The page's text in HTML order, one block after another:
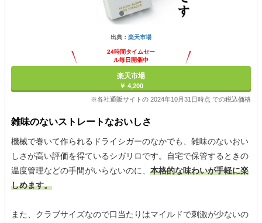
出典： 楽天市場
24時間タイムセー
ル毎日開催中
楽天市場
￥ 4,200
※各社通販サイトの 2024年10月31日時点 での税込価格
雑味のないストレートなおいしさ
機械で巻いて作られるドライシガーのなかでも、雑味のないおい
しさが高い評価を得ているシガリロです。自宅で保管するときの
温度管理などの手間がいらないのに、 本格的な味わいが手軽に楽
しめます。
また、クラブサイズなので口当たりはマイルドで刺激が少ないの